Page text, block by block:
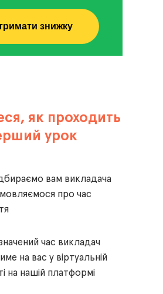
знижку
час викладач
на вас у віртуальній
на нашій платформі
вам викладача
про час
як проходить
урок